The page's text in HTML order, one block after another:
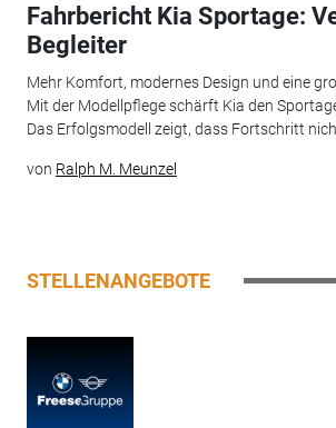
Fahrbericht Kia Sportage:
Begleiter
Mehr Komfort, modernes Design und eine
Mit der Modellpflege schärft Kia den
Das Erfolgsmodell zeigt, dass Fortschritt
von Ralph M. Meunzel
STELLENANGEBOTE